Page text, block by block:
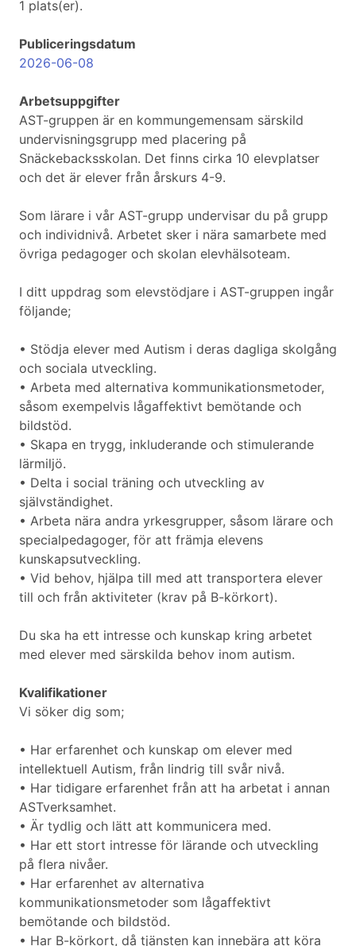
1 plats(er).
Publiceringsdatum
2026-06-08
Arbetsuppgifter
AST-gruppen är en kommungemensam särskild
undervisningsgrupp med placering på
Snäckebacksskolan. Det finns cirka 10 elevplatser
och det är elever från årskurs 4-9.
Som lärare i vår AST-grupp undervisar du på grupp
och individnivå. Arbetet sker i nära samarbete med
övriga pedagoger och skolan elevhälsoteam.
I ditt uppdrag som elevstödjare i AST-gruppen ingår
följande;
• Stödja elever med Autism i deras dagliga skolgång
och sociala utveckling.
• Arbeta med alternativa kommunikationsmetoder,
såsom exempelvis lågaffektivt bemötande och
bildstöd.
• Skapa en trygg, inkluderande och stimulerande
lärmiljö.
• Delta i social träning och utveckling av
självständighet.
• Arbeta nära andra yrkesgrupper, såsom lärare och
specialpedagoger, för att främja elevens
kunskapsutveckling.
• Vid behov, hjälpa till med att transportera elever
till och från aktiviteter (krav på B-körkort).
Du ska ha ett intresse och kunskap kring arbetet
med elever med särskilda behov inom autism.
Kvalifikationer
Vi söker dig som;
• Har erfarenhet och kunskap om elever med
intellektuell Autism, från lindrig till svår nivå.
• Har tidigare erfarenhet från att ha arbetat i annan
ASTverksamhet.
• Är tydlig och lätt att kommunicera med.
• Har ett stort intresse för lärande och utveckling
på flera nivåer.
• Har erfarenhet av alternativa
kommunikationsmetoder som lågaffektivt
bemötande och bildstöd.
• Har B-körkort, då tjänsten kan innebära att köra